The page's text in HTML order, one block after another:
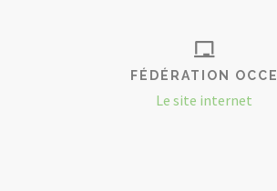
FÉDÉRATION OCCE
Le site internet